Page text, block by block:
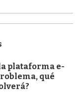
plataforma e-
qué